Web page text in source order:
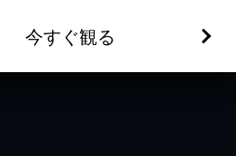
今すぐ観る